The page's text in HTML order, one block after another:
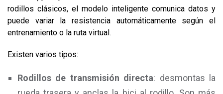
rodillos clásicos, el modelo inteligente comunica datos y
puede variar la resistencia automáticamente según el
entrenamiento o la ruta virtual.
Existen varios tipos:
Rodillos de transmisión directa: desmontas la